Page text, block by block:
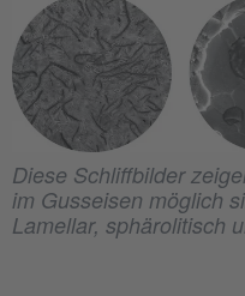
Diese Schliffbilder
im Gusseisen möglich
Lamellar, sphärolitisch